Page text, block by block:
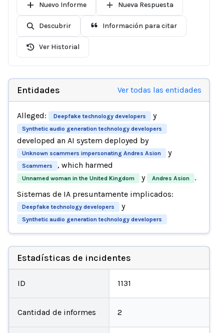
Nuevo Informe Nueva Respuesta
Descubrir Información para citar
Ver Historial
Entidades Ver todas las entidades
Alleged: Deepfake technology developers y
Synthetic audio generation technology developers
developed an AI system deployed by
Unknown scammers impersonating Andres Asion y
Scammers , which harmed
Unnamed woman in the United Kingdom y Andres Asion
.
Sistemas de IA presuntamente implicados:
Deepfake technology developers y
Synthetic audio generation technology developers
Estadísticas de incidentes
ID 1131
Cantidad de informes 2